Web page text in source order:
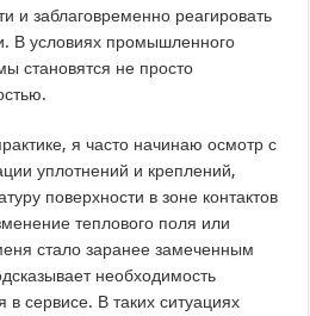
и заблаговременно реагировать
В условиях промышленного
становятся не просто
я часто начинаю осмотр с
уплотнений и креплений,
поверхности в зоне контактов
теплового поля или
стало заранее замеченным
необходимость
в сервисе. В таких ситуациях